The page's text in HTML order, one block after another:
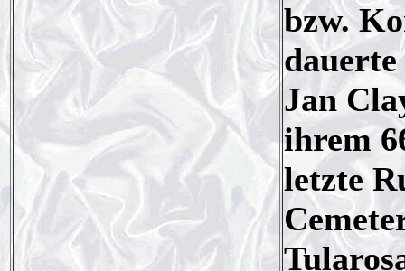
bzw.
dauerte
Jan
ihrem
letzte